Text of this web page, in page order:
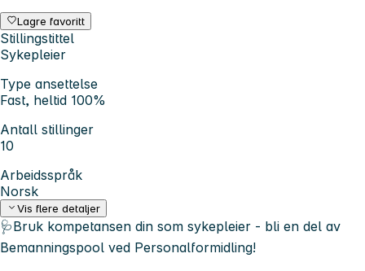
Lagre favoritt
Stillingstittel
Sykepleier
Type ansettelse
Fast, heltid 100%
Antall stillinger
10
Arbeidsspråk
Norsk
Vis flere detaljer
🩺Bruk kompetansen din som sykepleier - bli en del av
Bemanningspool ved Personalformidling!